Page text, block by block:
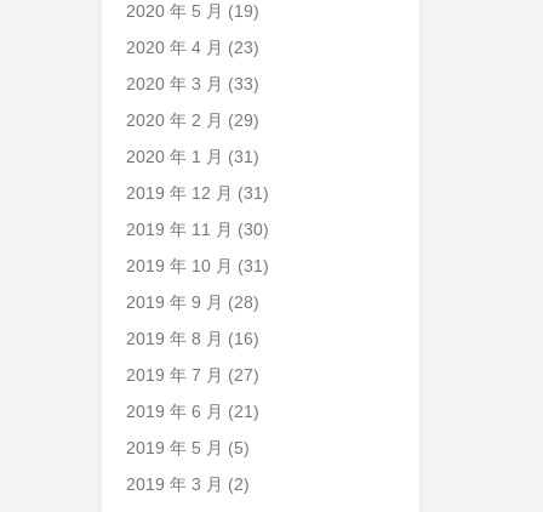
2020 年 5 月 (19)
2020 年 4 月 (23)
2020 年 3 月 (33)
2020 年 2 月 (29)
2020 年 1 月 (31)
2019 年 12 月 (31)
2019 年 11 月 (30)
2019 年 10 月 (31)
2019 年 9 月 (28)
2019 年 8 月 (16)
2019 年 7 月 (27)
2019 年 6 月 (21)
2019 年 5 月 (5)
2019 年 3 月 (2)